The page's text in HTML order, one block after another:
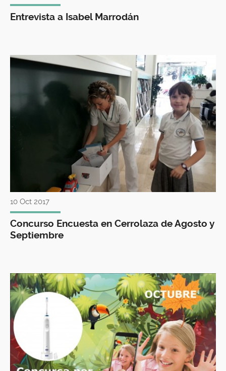
Entrevista a Isabel Marrodán
10 Oct 2017
Concurso Encuesta en Cerrolaza de Agosto y
Septiembre